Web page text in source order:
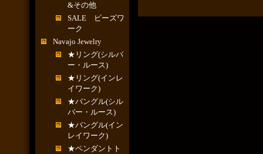
&その他
SALE ビーズワ
ーク
Navajo Jewelry
★リング(シルバ
ー・ルース)
★リング(インレ
イワーク)
★バングル(シル
バー・ルース)
★バングル(イン
レイワーク)
★ペンダントト